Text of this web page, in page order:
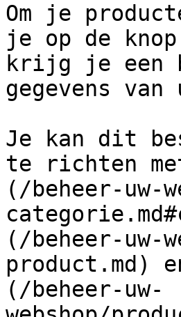
Om je
je op de
krijg je een
gegevens van
Je kan dit
te richten
(/beheer-uw-
(/beheer-uw-
product.md)
(/beheer-uw-